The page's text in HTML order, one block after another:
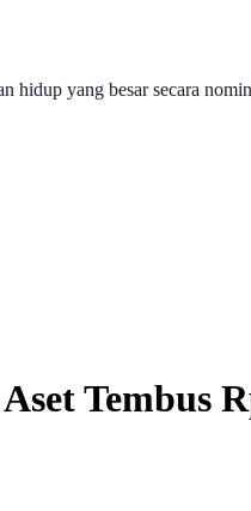
hidup yang besar secara
Tembus